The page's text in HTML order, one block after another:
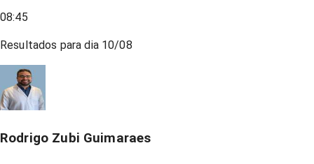
08:45
Resultados para dia 10/08
Rodrigo Zubi Guimaraes